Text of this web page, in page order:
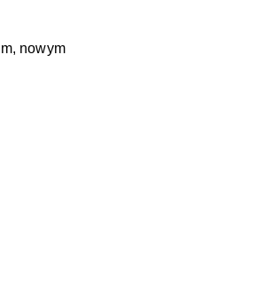
nowym